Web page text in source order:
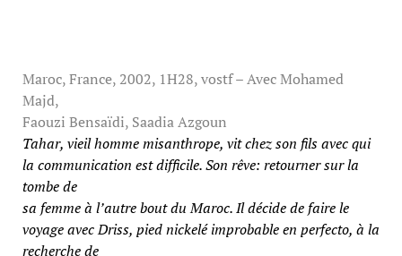
Maroc, France, 2002, 1H28, vostf – Avec Mohamed
Majd,
Faouzi Bensaïdi, Saadia Azgoun
Tahar, vieil homme misanthrope, vit chez son fils avec qui
la communication est difficile. Son rêve: retourner sur la
tombe de
sa femme à l’autre bout du Maroc. Il décide de faire le
voyage avec Driss, pied nickelé improbable en perfecto, à la
recherche de